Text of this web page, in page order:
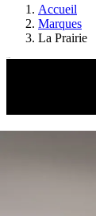
Accueil
Marques
La Prairie